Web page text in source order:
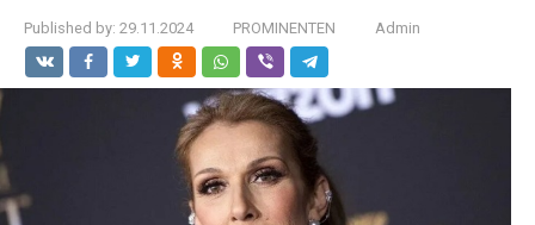
Published by: 29.11.2024 PROMINENTEN Admin